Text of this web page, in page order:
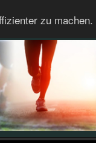
zu machen.